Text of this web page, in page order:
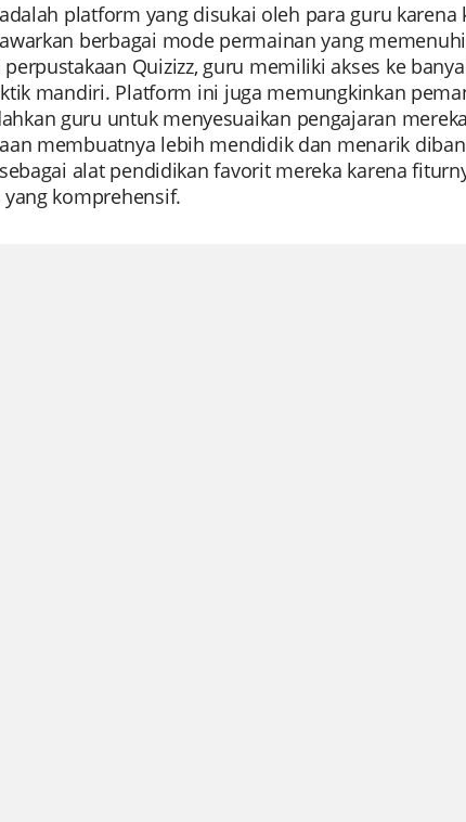
platform yang disukai oleh para guru
berbagai mode permainan yang
perpustakaan Quizizz, guru memiliki akses ke
mandiri. Platform ini juga memungkinkan
guru untuk menyesuaikan pengajaran
membuatnya lebih mendidik dan menarik
alat pendidikan favorit mereka karena
komprehensif.